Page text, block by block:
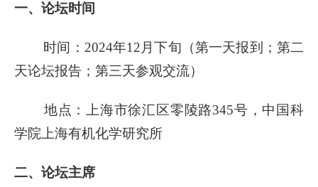
一、 论坛时间
时间：2024年12月下旬（第一天报到；第二
天论坛报告；第三天参观交流）
地点：上海市徐汇区零陵路345号，中国科
学院上海有机化学研究所
二、 论坛主席